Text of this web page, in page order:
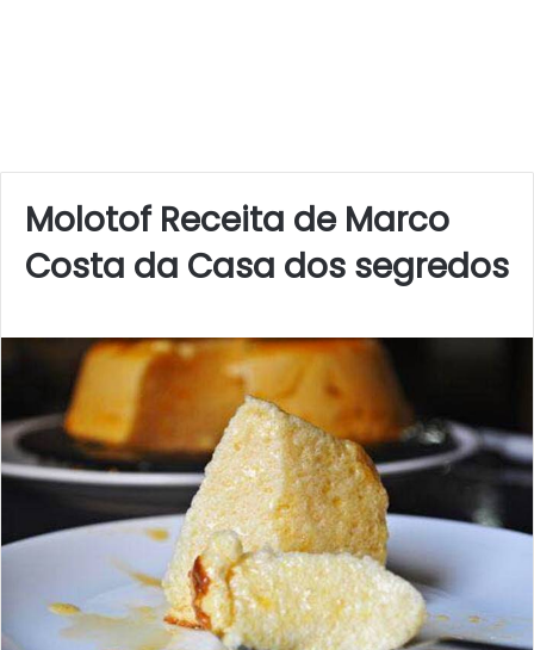
Molotof Receita de Marco
Costa da Casa dos segredos